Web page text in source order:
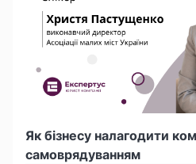
Як бізнесу налагодити
самоврядуванням